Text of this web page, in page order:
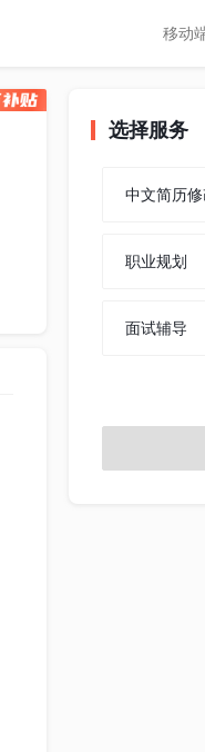
移动
选择服务
中文简历修
职业规划
面试辅导